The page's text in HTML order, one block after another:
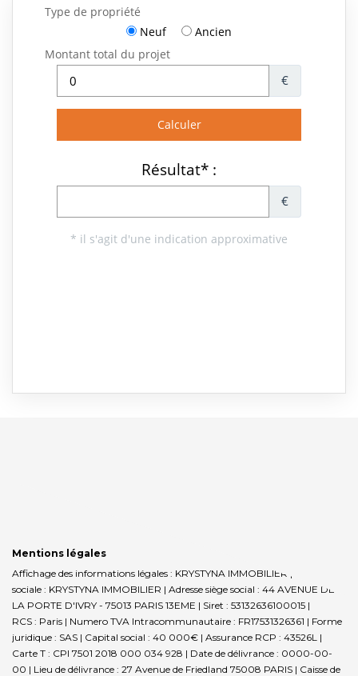
Mentions légales
Affichage des informations légales : KRYSTYNA IMMOBILIER | Raison
sociale : KRYSTYNA IMMOBILIER | Adresse siège social : 44 AVENUE DE
LA PORTE D'IVRY - 75013 PARIS 13EME | Siret : 53132636100015 |
RCS : Paris | Numero TVA Intracommunautaire : FR17531326361 | Forme
juridique : SAS | Capital social : 40 000€ | Assurance RCP : 43526L |
Carte T : CPI 7501 2018 000 034 928 | Date de délivrance : 0000-00-
00 | Lieu de délivrance : 27 Avenue de Friedland 75008 PARIS | Caisse de